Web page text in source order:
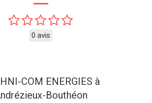
0 avis
COM ENERGIES à
Bouthéon